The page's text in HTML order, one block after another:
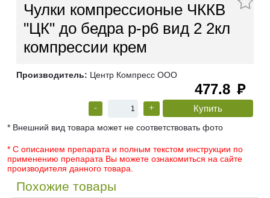
Чулки компрессионые ЧККВ
"ЦК" до бедра р-р6 вид 2 2кл
компрессии крем
Производитель: Центр Компресс ООО
477.8 руб
- +
* Внешний вид товара может не соответствовать фото
* С описанием препарата и полным текстом инструкции по
применению препарата Вы можете ознакомиться на сайте
производителя данного товара.
Похожие товары